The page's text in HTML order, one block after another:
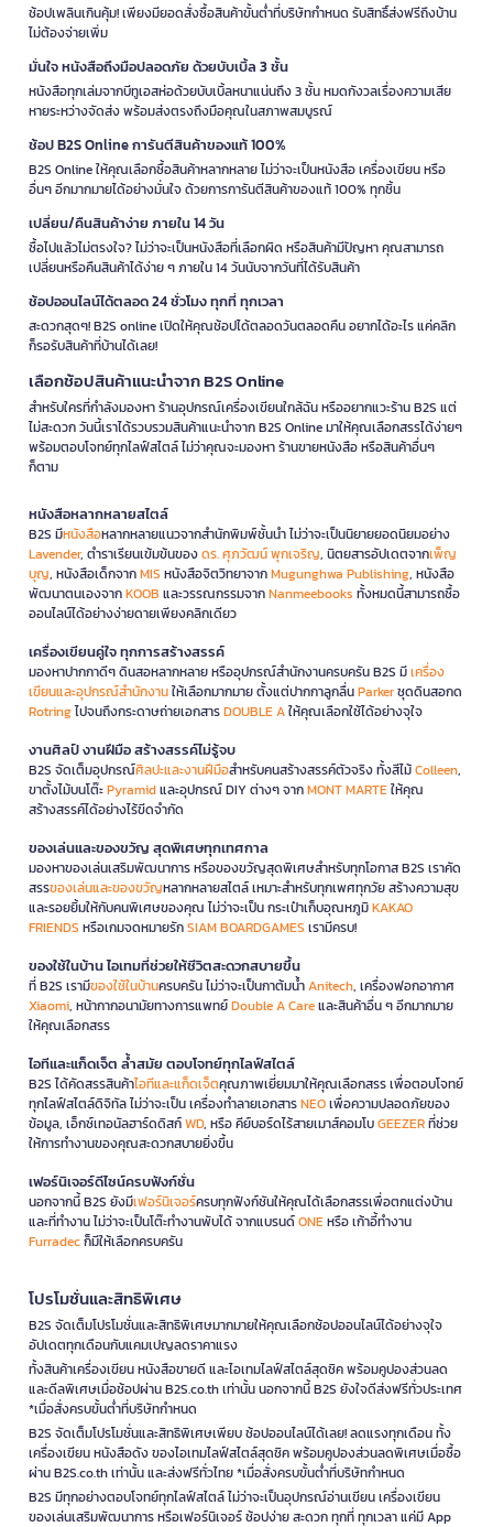
ช้อปเพลินเกินคุ้ม! เพียงมียอดสั่งซื้อสินค้าขั้นต่ำที่บริษัทกำหนด รับสิทธิ์ส่งฟรีถึงบ้าน
ไม่ต้องจ่ายเพิ่ม
มั่นใจ หนังสือถึงมือปลอดภัย ด้วยบับเบิ้ล 3 ชั้น
หนังสือทุกเล่มจากบีทูเอสห่อด้วยบับเบิ้ลหนาแน่นถึง 3 ชั้น หมดกังวลเรื่องความเสีย
หายระหว่างจัดส่ง พร้อมส่งตรงถึงมือคุณในสภาพสมบูรณ์
ช้อป B2S Online การันตีสินค้าของแท้ 100%
B2S Online ให้คุณเลือกซื้อสินค้าหลากหลาย ไม่ว่าจะเป็นหนังสือ เครื่องเขียน หรือ
อื่นๆ อีกมากมายได้อย่างมั่นใจ ด้วยการการันตีสินค้าของแท้ 100% ทุกชิ้น
เปลี่ยน/คืนสินค้าง่าย ภายใน 14 วัน
ซื้อไปแล้วไม่ตรงใจ? ไม่ว่าจะเป็นหนังสือที่เลือกผิด หรือสินค้ามีปัญหา คุณสามารถ
เปลี่ยนหรือคืนสินค้าได้ง่าย ๆ ภายใน 14 วันนับจากวันที่ได้รับสินค้า
ช้อปออนไลน์ได้ตลอด 24 ชั่วโมง ทุกที่ ทุกเวลา
สะดวกสุดๆ! B2S online เปิดให้คุณช้อปได้ตลอดวันตลอดคืน อยากได้อะไร แค่คลิก
ก็รอรับสินค้าที่บ้านได้เลย!
เลือกช้อปสินค้าแนะนำจาก B2S Online
สำหรับใครที่กำลังมองหา ร้านอุปกรณ์เครื่องเขียนใกล้ฉัน หรืออยากแวะร้าน B2S แต่
ไม่สะดวก วันนี้เราได้รวบรวมสินค้าแนะนำจาก B2S Online มาให้คุณเลือกสรรได้ง่ายๆ
พร้อมตอบโจทย์ทุกไลฟ์สไตล์ ไม่ว่าคุณจะมองหา ร้านขายหนังสือ หรือสินค้าอื่นๆ
ก็ตาม
หนังสือหลากหลายสไตล์
B2S มีหนังสือหลากหลายแนวจากสำนักพิมพ์ชั้นนำ ไม่ว่าจะเป็นนิยายยอดนิยมอย่าง
Lavender, ตำราเรียนเข้มข้นของดร. ศุภวัฒน์ พุกเจริญ, นิตยสารอัปเดตจากเพ็ญ
บุญ, หนังสือเด็กจากMIS หนังสือจิตวิทยาจากMugunghwa Publishing, หนังสือ
พัฒนาตนเองจากKOOB และวรรณกรรมจากNanmeebooks ทั้งหมดนี้สามารถซื้อ
ออนไลน์ได้อย่างง่ายดายเพียงคลิกเดียว
เครื่องเขียนคู่ใจ ทุกการสร้างสรรค์
มองหาปากกาดีๆ ดินสอหลากหลาย หรืออุปกรณ์สำนักงานครบครัน B2S มีเครื่อง
เขียนและอุปกรณ์สำนักงานให้เลือกมากมาย ตั้งแต่ปากกาลูกลื่นParkerชุดดินสอกด
Rotringไปจนถึงกระดาษถ่ายเอกสารDOUBLE Aให้คุณเลือกใช้ได้อย่างจุใจ
งานศิลป์ งานฝีมือ สร้างสรรค์ไม่รู้จบ
B2S จัดเต็มอุปกรณ์ศิลปะและงานฝีมือสำหรับคนสร้างสรรค์ตัวจริง ทั้งสีไม้Colleen,
ขาตั้งไม้บนโต๊ะPyramidและอุปกรณ์ DIY ต่างๆ จากMONT MARTEให้คุณ
สร้างสรรค์ได้อย่างไร้ขีดจำกัด
ของเล่นและของขวัญ สุดพิเศษทุกเทศกาล
มองหาของเล่นเสริมพัฒนาการ หรือของขวัญสุดพิเศษสำหรับทุกโอกาส B2S เราคัด
สรรของเล่นและของขวัญหลากหลายสไตล์ เหมาะสำหรับทุกเพศทุกวัย สร้างความสุข
และรอยยิ้มให้กับคนพิเศษของคุณ ไม่ว่าจะเป็น กระเป๋าเก็บอุณหภูมิKAKAO
FRIENDS หรือเกมจดหมายรักSIAM BOARDGAMES เรามีครบ!
ของใช้ในบ้าน ไอเทมที่ช่วยให้ชีวิตสะดวกสบายขึ้น
ที่ B2S เรามีของใช้ในบ้านครบครัน ไม่ว่าจะเป็นกาต้มน้ำAnitech, เครื่องฟอกอากาศ
Xiaomi, หน้ากากอนามัยทางการแพทย์Double A Careและสินค้าอื่น ๆ อีกมากมาย
ให้คุณเลือกสรร
ไอทีและแก็ดเจ็ต ล้ำสมัย ตอบโจทย์ทุกไลฟ์สไตล์
B2S ได้คัดสรรสินค้าไอทีและแก็ดเจ็ตคุณภาพเยี่ยมมาให้คุณเลือกสรร เพื่อตอบโจทย์
ทุกไลฟ์สไตล์ดิจิทัล ไม่ว่าจะเป็น เครื่องทำลายเอกสารNEOเพื่อความปลอดภัยของ
ข้อมูล, เอ็กซ์เทอนัลฮาร์ดดิสก์WD, หรือ คีย์บอร์ดไร้สายเมาส์คอมโบGEEZERที่ช่วย
ให้การทำงานของคุณสะดวกสบายยิ่งขึ้น
เฟอร์นิเจอร์ดีไซน์ครบฟังก์ชั่น
นอกจากนี้ B2S ยังมีเฟอร์นิเจอร์ครบทุกฟังก์ชันให้คุณได้เลือกสรรเพื่อตกแต่งบ้าน
และที่ทำงาน ไม่ว่าจะเป็นโต๊ะทำงานพับได้ จากแบรนด์ONEหรือ เก้าอี้ทำงาน
Furradecก็มีให้เลือกครบครัน
โปรโมชั่นและสิทธิพิเศษ
B2S จัดเต็มโปรโมชั่นและสิทธิพิเศษมากมายให้คุณเลือกช้อปออนไลน์ได้อย่างจุใจ
อัปเดตทุกเดือนกับแคมเปญลดราคาแรง
ทั้งสินค้าเครื่องเขียน หนังสือขายดี และไอเทมไลฟ์สไตล์สุดชิค พร้อมคูปองส่วนลด
และดีลพิเศษเมื่อช้อปผ่าน B2S.co.th เท่านั้น นอกจากนี้ B2S ยังใจดีส่งฟรีทั่วประเทศ
*เมื่อสั่งครบขั้นต่ำที่บริษัทกำหนด
B2S จัดเต็มโปรโมชั่นและสิทธิพิเศษเพียบ ช้อปออนไลน์ได้เลย! ลดแรงทุกเดือน ทั้ง
เครื่องเขียน หนังสือดัง ของไอเทมไลฟ์สไตล์สุดชิค พร้อมคูปองส่วนลดพิเศษเมื่อซื้อ
ผ่าน B2S.co.th เท่านั้น และส่งฟรีทั่วไทย *เมื่อสั่งครบขั้นต่ำที่บริษัทกำหนด
B2S มีทุกอย่างตอบโจทย์ทุกไลฟ์สไตล์ ไม่ว่าจะเป็นอุปกรณ์อ่านเขียน เครื่องเขียน
ของเล่นเสริมพัฒนาการ หรือเฟอร์นิเจอร์ ช้อปง่าย สะดวก ทุกที่ ทุกเวลา แค่มี App